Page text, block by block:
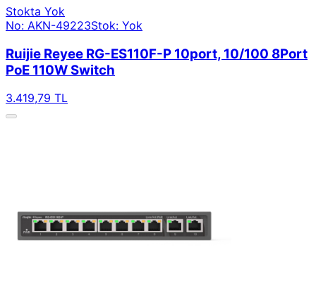
Stokta Yok
No: AKN-49223Stok: Yok
Ruijie Reyee RG-ES110F-P 10port, 10/100 8Port
PoE 110W Switch
3.419,79 TL